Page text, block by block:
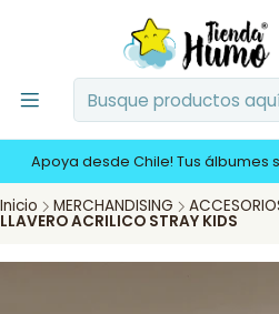
Apoya desde Chile! Tus álbumes
Inicio MERCHANDISING
LLAVERO ACRILICO STRAY KIDS